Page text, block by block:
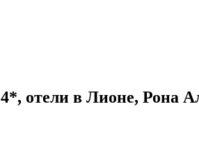
отели в Лионе, Рона